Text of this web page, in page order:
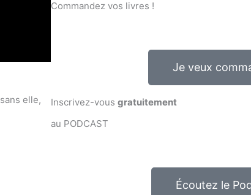
elle,
Commandez vos livres !
Je veux
Inscrivez-vous gratuitement
au PODCAST
Écoutez le